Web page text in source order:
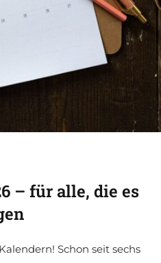
– für alle, die es
Schon seit sechs